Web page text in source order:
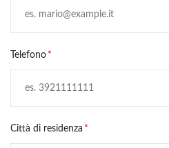
Telefono
Città di residenza